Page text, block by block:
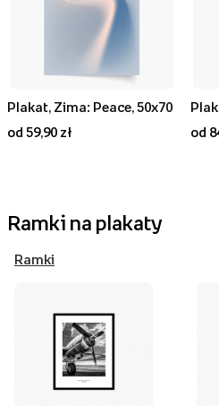
Plakat, Zima: Peace, 50x70
od 59,90 zł
od
Ramki na plakaty
Ramki